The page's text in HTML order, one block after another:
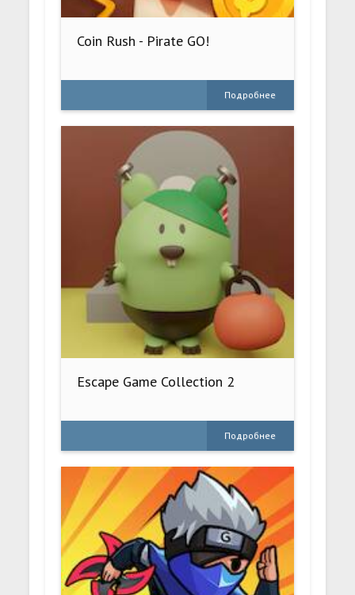
Coin Rush - Pirate GO!
Подробнее
Escape Game Collection 2
Подробнее